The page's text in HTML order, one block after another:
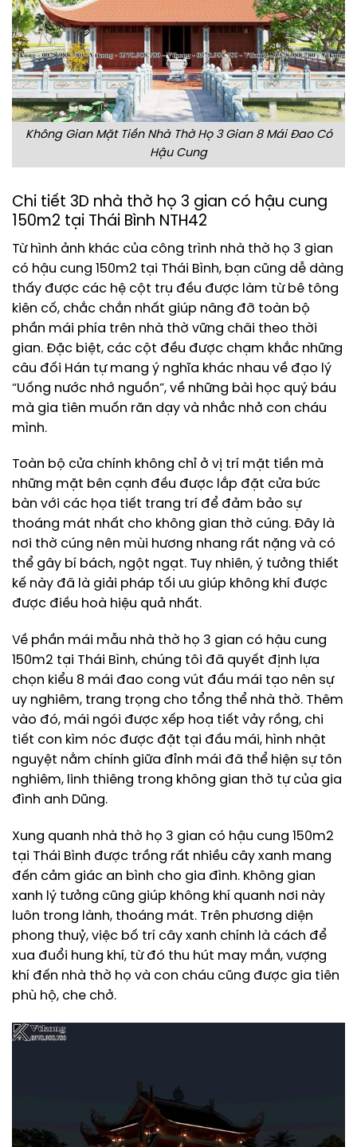
Không Gian Mặt Tiền Nhà Thờ Họ 3 Gian 8 Mái Đao Có
Hậu Cung
Chi tiết 3D nhà thờ họ 3 gian có hậu cung
150m2 tại Thái Bình NTH42
Từ hình ảnh khác của công trình nhà thờ họ 3 gian
có hậu cung 150m2 tại Thái Bình, bạn cũng dễ dàng
thấy được các hệ cột trụ đều được làm từ bê tông
kiên cố, chắc chắn nhất giúp nâng đỡ toàn bộ
phần mái phía trên nhà thờ vững chãi theo thời
gian. Đặc biệt, các cột đều được chạm khắc những
câu đối Hán tự mang ý nghĩa khác nhau về đạo lý
“Uống nước nhớ nguồn”, về những bài học quý báu
mà gia tiên muốn răn dạy và nhắc nhở con cháu
mình.
Toàn bộ cửa chính không chỉ ở vị trí mặt tiền mà
những mặt bên cạnh đều được lắp đặt cửa bức
bàn với các họa tiết trang trí để đảm bảo sự
thoáng mát nhất cho không gian thờ cúng. Đây là
nơi thờ cúng nên mùi hương nhang rất nặng và có
thể gây bí bách, ngột ngạt. Tuy nhiên, ý tưởng thiết
kế này đã là giải pháp tối ưu giúp không khí được
được điều hoà hiệu quả nhất.
Về phần mái mẫu nhà thờ họ 3 gian có hậu cung
150m2 tại Thái Bình, chúng tôi đã quyết định lựa
chọn kiểu 8 mái đao cong vút đầu mái tạo nên sự
uy nghiêm, trang trọng cho tổng thể nhà thờ. Thêm
vào đó, mái ngói được xếp hoạ tiết vảy rồng, chi
tiết con kìm nóc được đặt tại đầu mái, hình nhật
nguyệt nằm chính giữa đỉnh mái đã thể hiện sự tôn
nghiêm, linh thiêng trong không gian thờ tự của gia
đình anh Dũng.
Xung quanh nhà thờ họ 3 gian có hậu cung 150m2
tại Thái Bình được trồng rất nhiều cây xanh mang
đến cảm giác an bình cho gia đình. Không gian
xanh lý tưởng cũng giúp không khí quanh nơi này
luôn trong lành, thoáng mát. Trên phương diện
phong thuỷ, việc bố trí cây xanh chính là cách để
xua đuổi hung khí, từ đó thu hút may mắn, vượng
khí đến nhà thờ họ và con cháu cũng được gia tiên
phù hộ, che chở.